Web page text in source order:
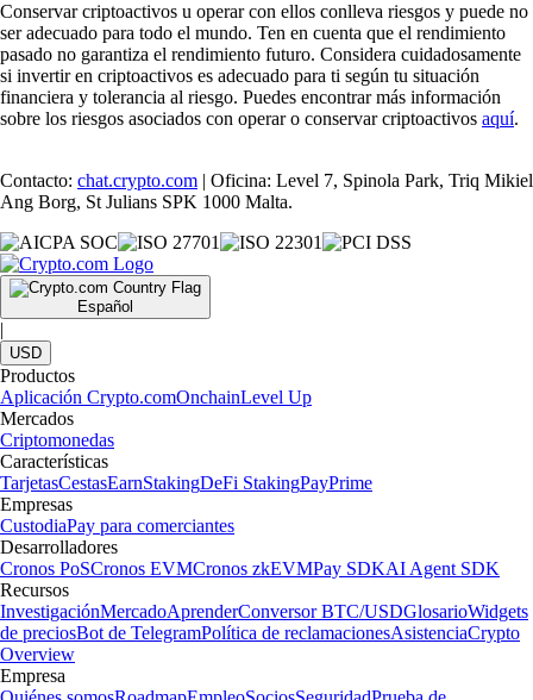
Conservar criptoactivos u operar con ellos conlleva riesgos y puede no
ser adecuado para todo el mundo. Ten en cuenta que el rendimiento
pasado no garantiza el rendimiento futuro. Considera cuidadosamente
si invertir en criptoactivos es adecuado para ti según tu situación
financiera y tolerancia al riesgo. Puedes encontrar más información
sobre los riesgos asociados con operar o conservar criptoactivos aquí.
Contacto: chat.crypto.com | Oficina: Level 7, Spinola Park, Triq Mikiel
Ang Borg, St Julians SPK 1000 Malta.
Español
|
USD
Productos
Aplicación Crypto.comOnchainLevel Up
Mercados
Criptomonedas
Características
TarjetasCestasEarnStakingDeFi StakingPayPrime
Empresas
CustodiaPay para comerciantes
Desarrolladores
Cronos PoSCronos EVMCronos zkEVMPay SDKAI Agent SDK
Recursos
InvestigaciónMercadoAprenderConversor BTC/USDGlosarioWidgets
de preciosBot de TelegramPolítica de reclamacionesAsistenciaCrypto
Overview
Empresa